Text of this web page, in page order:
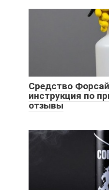
Средство
инструкция по
отзывы